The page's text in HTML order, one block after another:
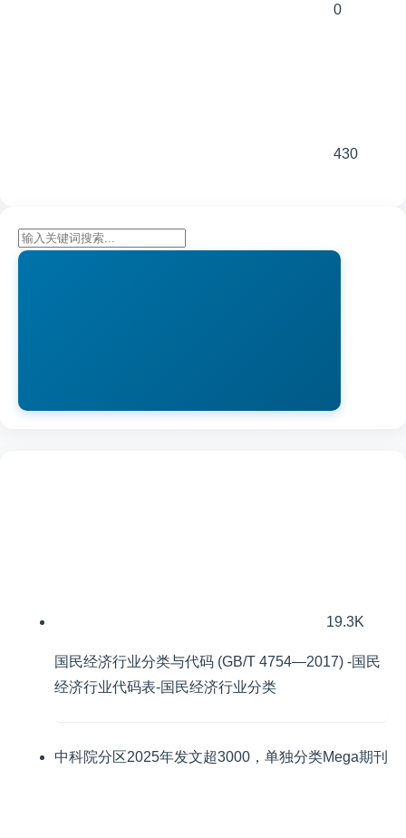
0
430
19.3K
国民经济行业分类与代码 (GB/T 4754—2017) -国民
经济行业代码表-国民经济行业分类
中科院分区2025年发文超3000，单独分类Mega期刊